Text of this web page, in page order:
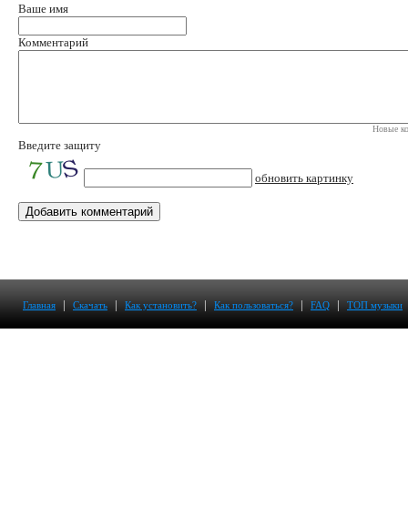
Ваше имя
Комментарий
Новые
Введите защиту
обновить картинку
Главная | Скачать | Как установить? | Как пользоваться? | FAQ | ТОП музыки